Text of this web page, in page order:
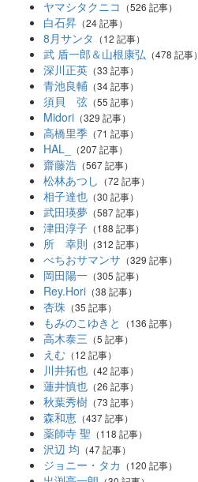
ヤマシタクニコ （526 記事）
白石昇 （24 記事）
8月サンタ （12 記事）
武 盾一郎＆山根康弘 （478 記事）
深川正英 （33 記事）
青池良輔 （34 記事）
須貝 弦 （55 記事）
Midori （329 記事）
高橋里季 （71 記事）
HAL_ （207 記事）
齋藤浩 （567 記事）
松林あつし （72 記事）
相子達也 （30 記事）
武田瑛夢 （587 記事）
津田淳子 （188 記事）
所 幸則 （312 記事）
べちおサマンサ （329 記事）
岡田陽一 （305 記事）
Rey.Hori （38 記事）
杏珠 （35 記事）
もみのこゆきと （136 記事）
高木泰三 （5 記事）
えむ （12 記事）
川井拓也 （42 記事）
蓮井慎也 （26 記事）
秋葉秀樹 （73 記事）
森和恵 （437 記事）
薬師寺 聖 （118 記事）
沢辺 均 （47 記事）
ジョニー・タカ （120 記事）